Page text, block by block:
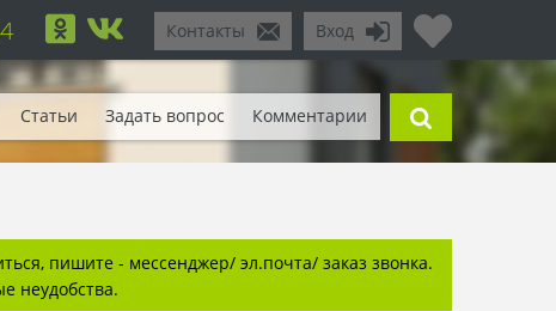
Вход
Контакты
Статьи Задать вопрос Комментарии
пишите - мессенджер/ эл.почта/ заказ звонка.
неудобства.